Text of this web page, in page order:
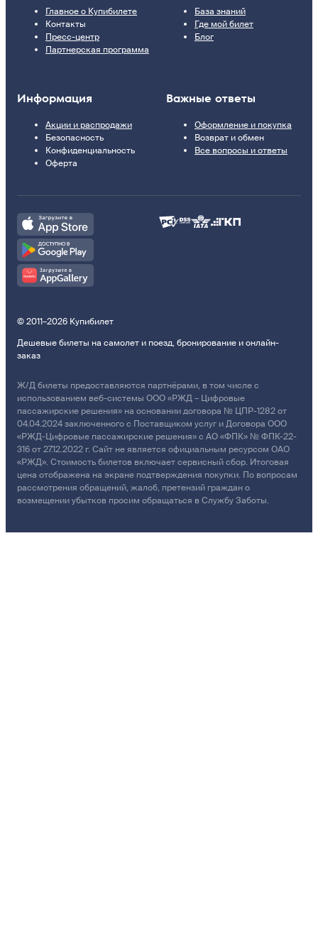
Главное о Купибилете
Контакты
Пресс-центр
Партнерская программа
База знаний
Где мой билет
Блог
Информация
Акции и распродажи
Безопасность
Конфиденциальность
Оферта
Важные ответы
Оформление и покупка
Возврат и обмен
Все вопросы и ответы
© 2011–2026 Купибилет
Дешевые билеты на самолет и поезд, бронирование и онлайн-
заказ
Ж/Д билеты предоставляются партнёрами, в том числе с
использованием веб-системы ООО «РЖД – Цифровые
пассажирские решения» на основании договора № ЦПР-1282 от
04.04.2024 заключенного с Поставщиком услуг и Договора ООО
«РЖД-Цифровые пассажирские решения» с АО «ФПК» № ФПК-22-
316 от 27.12.2022 г. Сайт не является официальным ресурсом ОАО
«РЖД». Стоимость билетов включает сервисный сбор. Итоговая
цена отображена на экране подтверждения покупки. По вопросам
рассмотрения обращений, жалоб, претензий граждан о
возмещении убытков просим обращаться в Службу Заботы.